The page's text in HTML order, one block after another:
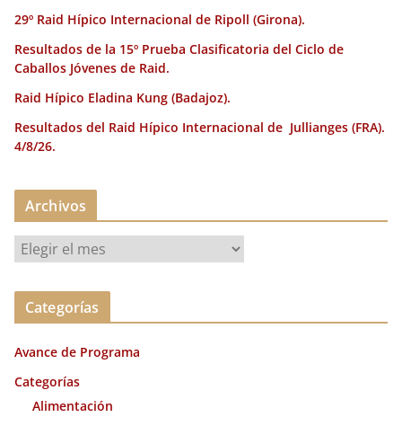
29º Raid Hípico Internacional de Ripoll (Girona).
Resultados de la 15º Prueba Clasificatoria del Ciclo de
Caballos Jóvenes de Raid.
Raid Hípico Eladina Kung (Badajoz).
Resultados del Raid Hípico Internacional de Jullianges (FRA).
4/8/26.
Archivos
c
v
o
Categorías
Avance de Programa
Categorías
Alimentación